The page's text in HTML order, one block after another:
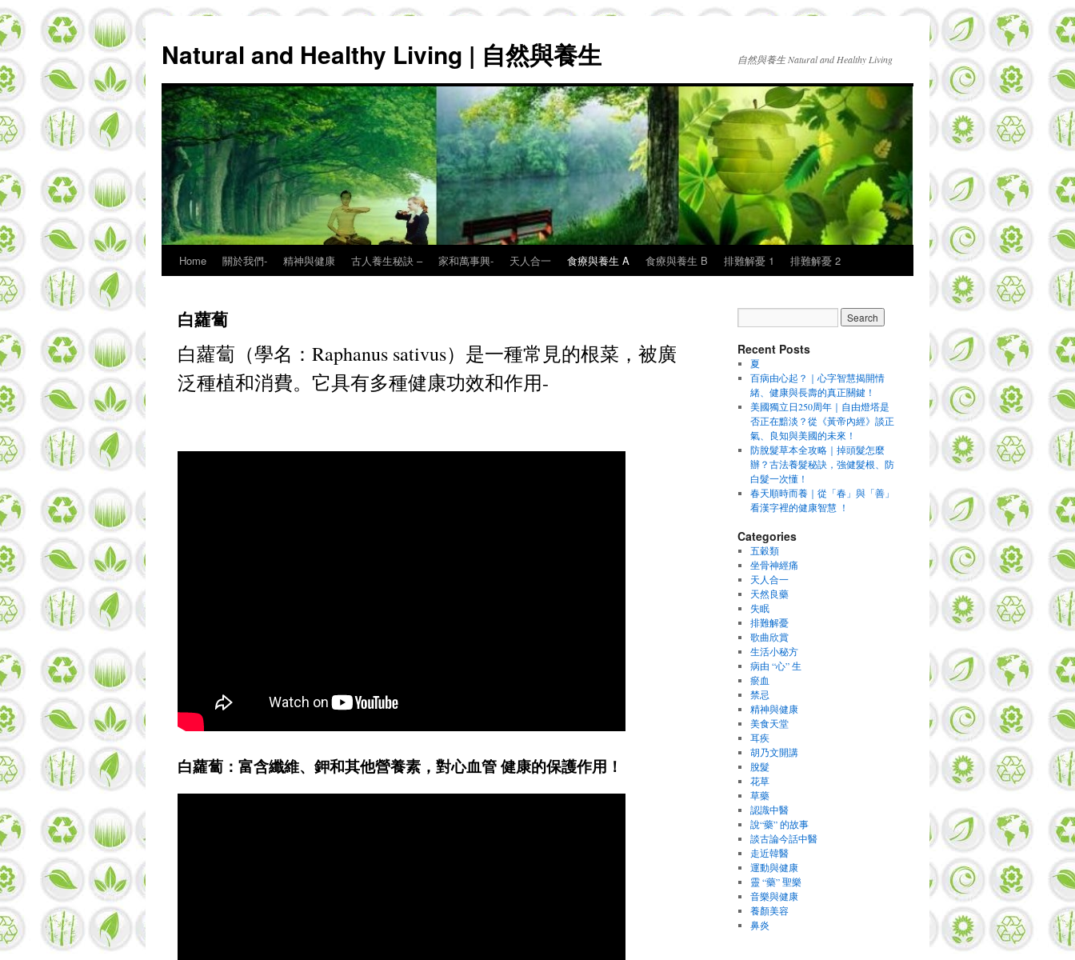
Natural and Healthy Living | 自然與養生 自然與養生 Natural and Healthy Living
Skip
content
Home 關於我們- 精神與健康 古人養生秘訣 – 家和萬事興- 天人合一 食療與養生 A 食療與養生 B 排難解憂 1 排難解憂 2
白蘿蔔
白蘿蔔（學名：Raphanus sativus）是一種常見的根菜，被廣
泛種植和消費。它具有多種健康功效和作用-
白蘿蔔：富含纖維、鉀和其他營養素，對心血管 健康的保護作用！
Recent Posts
夏
百病由心起？｜心字智慧揭開情
緒、健康與長壽的真正關鍵！
美國獨立日250周年｜自由燈塔是
否正在黯淡？從《黃帝內經》談正
氣、良知與美國的未來！
防脫髮草本全攻略｜掉頭髮怎麼
辦？古法養髮秘訣，強健髮根、防
白髮一次懂！
春天順時而養｜從「春」與「善」
看漢字裡的健康智慧 ！
Categories
五穀類
坐骨神經痛
天人合一
天然良藥
失眠
排難解憂
歌曲欣賞
生活小秘方
病由 “心” 生
瘀血
禁忌
精神與健康
美食天堂
耳疾
胡乃文開講
脫髮
花草
草藥
認識中醫
說“藥” 的故事
談古論今話中醫
走近韓醫
運動與健康
靈 “藥” 聖樂
音樂與健康
養顏美容
鼻炎